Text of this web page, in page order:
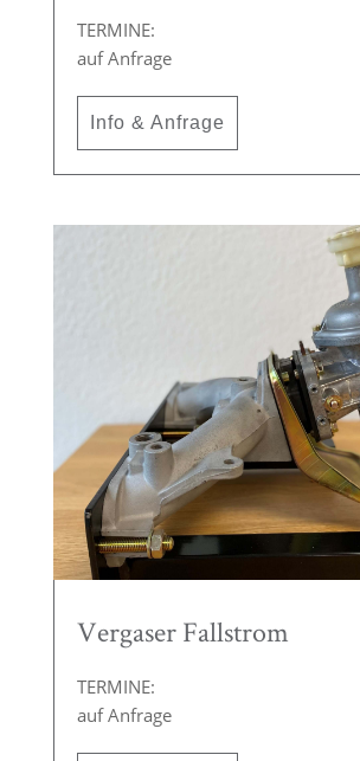
TERMINE:
auf Anfrage
Info & Anfrage
Vergaser Fallstrom
TERMINE:
auf Anfrage